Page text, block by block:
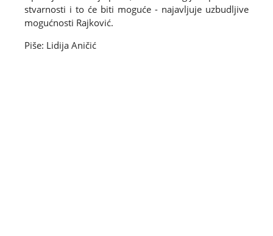
stvarnosti i to će biti moguće - najavljuje uzbudljive
mogućnosti Rajković.
Piše: Lidija Aničić